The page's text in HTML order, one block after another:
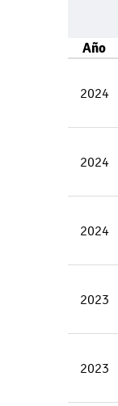
Año
2024
2024
2024
2023
2023